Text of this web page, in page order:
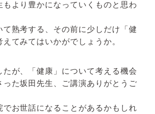
もより豊かになっていくものと思わ
て熟考する、その前に少しだけ「健
てみてはいかがでしょうか。
たが、「健康」について考える機会
った坂田先生、ご講演ありがとうご
でお世話になることがあるかもしれ